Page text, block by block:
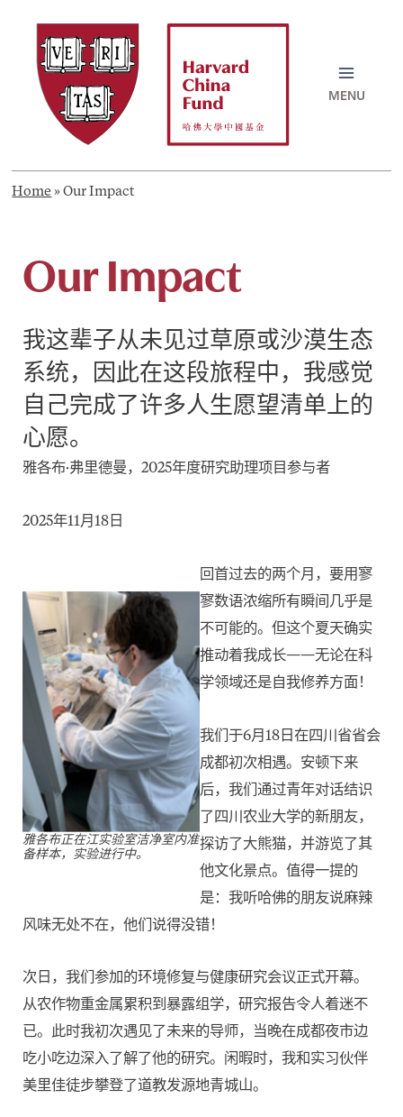
content
Home » Our Impact
Our Impact
我这辈子从未见过草原或沙漠生态
系统，因此在这段旅程中，我感觉
自己完成了许多人生愿望清单上的
心愿。
雅各布·弗里德曼，2025年度研究助理项目参与者
2025年11月18日
雅各布正在江实验室洁净室内准
备样本，实验进行中。
回首过去的两个月，要用寥
寥数语浓缩所有瞬间几乎是
不可能的。但这个夏天确实
推动着我成长——无论在科
学领域还是自我修养方面！
我们于6月18日在四川省省会
成都初次相遇。安顿下来
后，我们通过青年对话结识
了四川农业大学的新朋友，
探访了大熊猫，并游览了其
他文化景点。值得一提的
是：我听哈佛的朋友说麻辣
风味无处不在，他们说得没错！
次日，我们参加的环境修复与健康研究会议正式开幕。
从农作物重金属累积到暴露组学，研究报告令人着迷不
已。此时我初次遇见了未来的导师，当晚在成都夜市边
吃小吃边深入了解了他的研究。闲暇时，我和实习伙伴
美里佳徒步攀登了道教发源地青城山。